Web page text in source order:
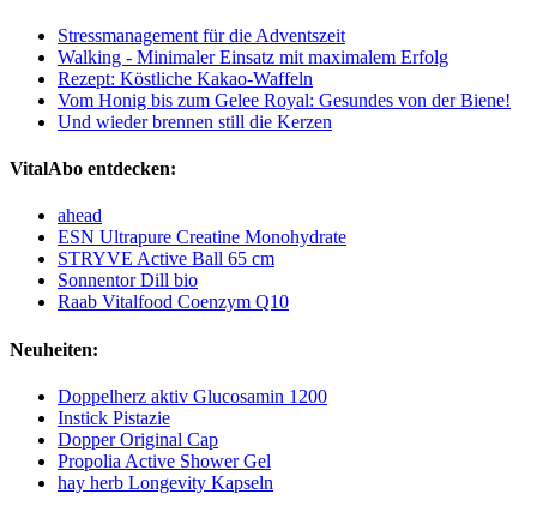
Stressmanagement für die Adventszeit
Walking - Minimaler Einsatz mit maximalem Erfolg
Rezept: Köstliche Kakao-Waffeln
Vom Honig bis zum Gelee Royal: Gesundes von der Biene!
Und wieder brennen still die Kerzen
VitalAbo entdecken:
ahead
ESN Ultrapure Creatine Monohydrate
STRYVE Active Ball 65 cm
Sonnentor Dill bio
Raab Vitalfood Coenzym Q10
Neuheiten:
Doppelherz aktiv Glucosamin 1200
Instick Pistazie
Dopper Original Cap
Propolia Active Shower Gel
hay herb Longevity Kapseln